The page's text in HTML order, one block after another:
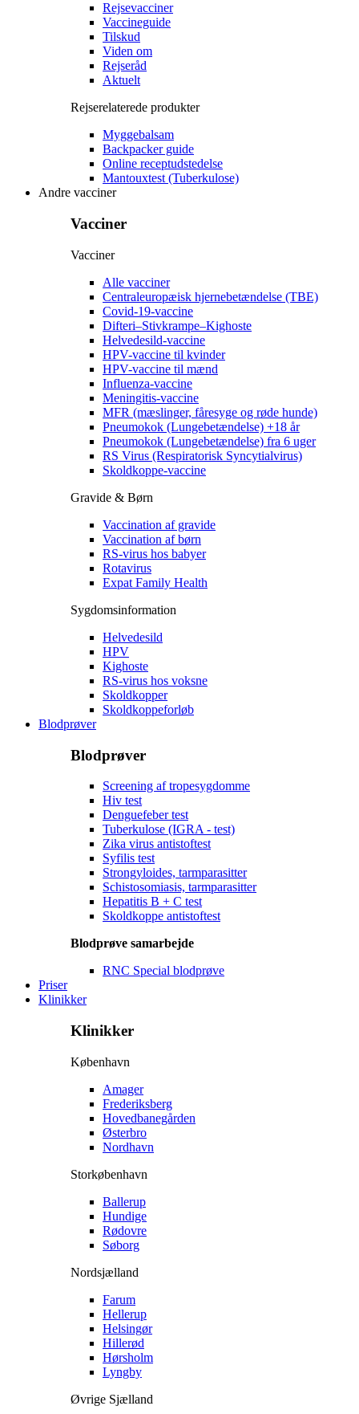
Rejsevacciner
Vaccineguide
Tilskud
Viden om
Rejseråd
Aktuelt
Rejserelaterede produkter
Myggebalsam
Backpacker guide
Online receptudstedelse
Mantouxtest (Tuberkulose)
Andre vacciner
Vacciner
Vacciner
Alle vacciner
Centraleuropæisk hjernebetændelse (TBE)
Covid-19-vaccine
Difteri–Stivkrampe–Kighoste
Helvedesild-vaccine
HPV-vaccine til kvinder
HPV-vaccine til mænd
Influenza-vaccine
Meningitis-vaccine
MFR (mæslinger, fåresyge og røde hunde)
Pneumokok (Lungebetændelse) +18 år
Pneumokok (Lungebetændelse) fra 6 uger
RS Virus (Respiratorisk Syncytialvirus)
Skoldkoppe-vaccine
Gravide & Børn
Vaccination af gravide
Vaccination af børn
RS-virus hos babyer
Rotavirus
Expat Family Health
Sygdomsinformation
Helvedesild
HPV
Kighoste
RS-virus hos voksne
Skoldkopper
Skoldkoppeforløb
Blodprøver
Blodprøver
Screening af tropesygdomme
Hiv test
Denguefeber test
Tuberkulose (IGRA - test)
Zika virus antistoftest
Syfilis test
Strongyloides, tarmparasitter
Schistosomiasis, tarmparasitter
Hepatitis B + C test
Skoldkoppe antistoftest
Blodprøve samarbejde
RNC Special blodprøve
Priser
Klinikker
Klinikker
København
Amager
Frederiksberg
Hovedbanegården
Østerbro
Nordhavn
Storkøbenhavn
Ballerup
Hundige
Rødovre
Søborg
Nordsjælland
Farum
Hellerup
Helsingør
Hillerød
Hørsholm
Lyngby
Øvrige Sjælland